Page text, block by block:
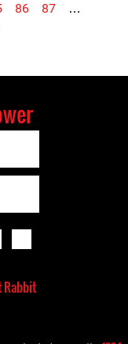
Pages
86 87
…
Rabbit